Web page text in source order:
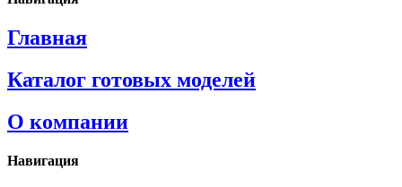
Главная
Каталог готовых моделей
О компании
Навигация